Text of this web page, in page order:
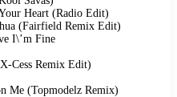
Heart (Radio Edit)
(Fairfield Remix Edit)
I\’m Fine
Cess Remix Edit)
Me (Topmodelz Remix)